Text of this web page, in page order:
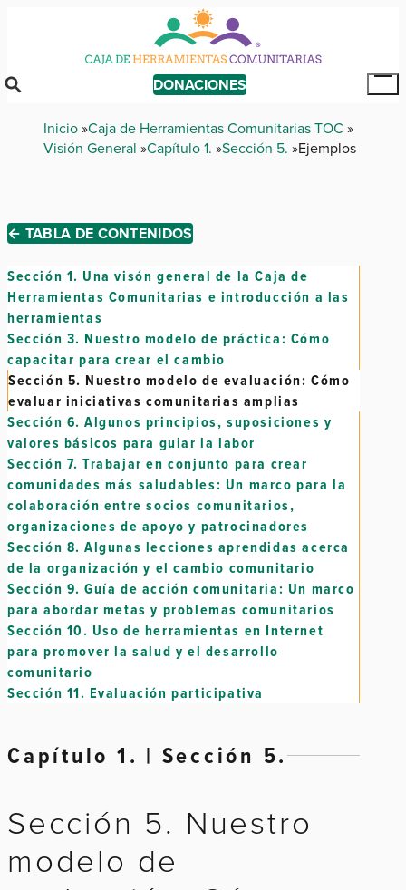
content
DONACIONES
Breadcrumb
Inicio Caja de Herramientas Comunitarias TOC
Visión General Capítulo 1. Sección 5. Ejemplos
← TABLA DE CONTENIDOS
Sección 1. Una visón general de la Caja de
Herramientas Comunitarias e introducción a las
herramientas
Sección 3. Nuestro modelo de práctica: Cómo
capacitar para crear el cambio
Sección 5. Nuestro modelo de evaluación: Cómo
evaluar iniciativas comunitarias amplias
Sección 6. Algunos principios, suposiciones y
valores básicos para guiar la labor
Sección 7. Trabajar en conjunto para crear
comunidades más saludables: Un marco para la
colaboración entre socios comunitarios,
organizaciones de apoyo y patrocinadores
Sección 8. Algunas lecciones aprendidas acerca
de la organización y el cambio comunitario
Sección 9. Guía de acción comunitaria: Un marco
para abordar metas y problemas comunitarios
Sección 10. Uso de herramientas en Internet
para promover la salud y el desarrollo
comunitario
Sección 11. Evaluación participativa
Capítulo 1. | Sección 5.
Sección 5. Nuestro
modelo de